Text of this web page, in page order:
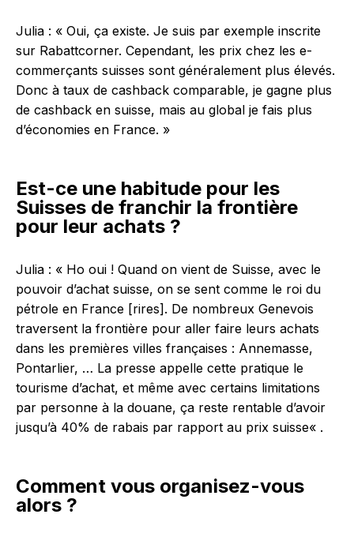
Julia : « Oui, ça existe. Je suis par exemple inscrite
sur Rabattcorner. Cependant, les prix chez les e-
commerçants suisses sont généralement plus élevés.
Donc à taux de cashback comparable, je gagne plus
de cashback en suisse, mais au global je fais plus
d’économies en France. »
Est-ce une habitude pour les
Suisses de franchir la frontière
pour leur achats ?
Julia : « Ho oui ! Quand on vient de Suisse, avec le
pouvoir d’achat suisse, on se sent comme le roi du
pétrole en France [rires]. De nombreux Genevois
traversent la frontière pour aller faire leurs achats
dans les premières villes françaises : Annemasse,
Pontarlier, … La presse appelle cette pratique le
tourisme d’achat, et même avec certains limitations
par personne à la douane, ça reste rentable d’avoir
jusqu’à 40% de rabais par rapport au prix suisse« .
Comment vous organisez-vous
alors ?